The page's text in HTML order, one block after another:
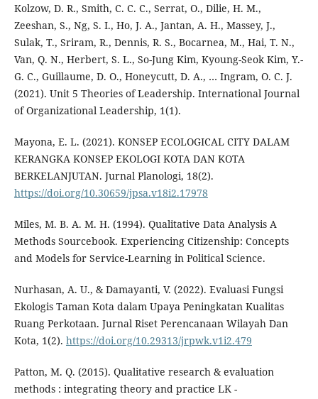
Kolzow, D. R., Smith, C. C. C., Serrat, O., Dilie, H. M.,
Zeeshan, S., Ng, S. I., Ho, J. A., Jantan, A. H., Massey, J.,
Sulak, T., Sriram, R., Dennis, R. S., Bocarnea, M., Hai, T. N.,
Van, Q. N., Herbert, S. L., So-Jung Kim, Kyoung-Seok Kim, Y.-
G. C., Guillaume, D. O., Honeycutt, D. A., … Ingram, O. C. J.
(2021). Unit 5 Theories of Leadership. International Journal
of Organizational Leadership, 1(1).
Mayona, E. L. (2021). KONSEP ECOLOGICAL CITY DALAM
KERANGKA KONSEP EKOLOGI KOTA DAN KOTA
BERKELANJUTAN. Jurnal Planologi, 18(2).
https://doi.org/10.30659/jpsa.v18i2.17978
Miles, M. B. A. M. H. (1994). Qualitative Data Analysis A
Methods Sourcebook. Experiencing Citizenship: Concepts
and Models for Service-Learning in Political Science.
Nurhasan, A. U., & Damayanti, V. (2022). Evaluasi Fungsi
Ekologis Taman Kota dalam Upaya Peningkatan Kualitas
Ruang Perkotaan. Jurnal Riset Perencanaan Wilayah Dan
Kota, 1(2). https://doi.org/10.29313/jrpwk.v1i2.479
Patton, M. Q. (2015). Qualitative research & evaluation
methods : integrating theory and practice LK -